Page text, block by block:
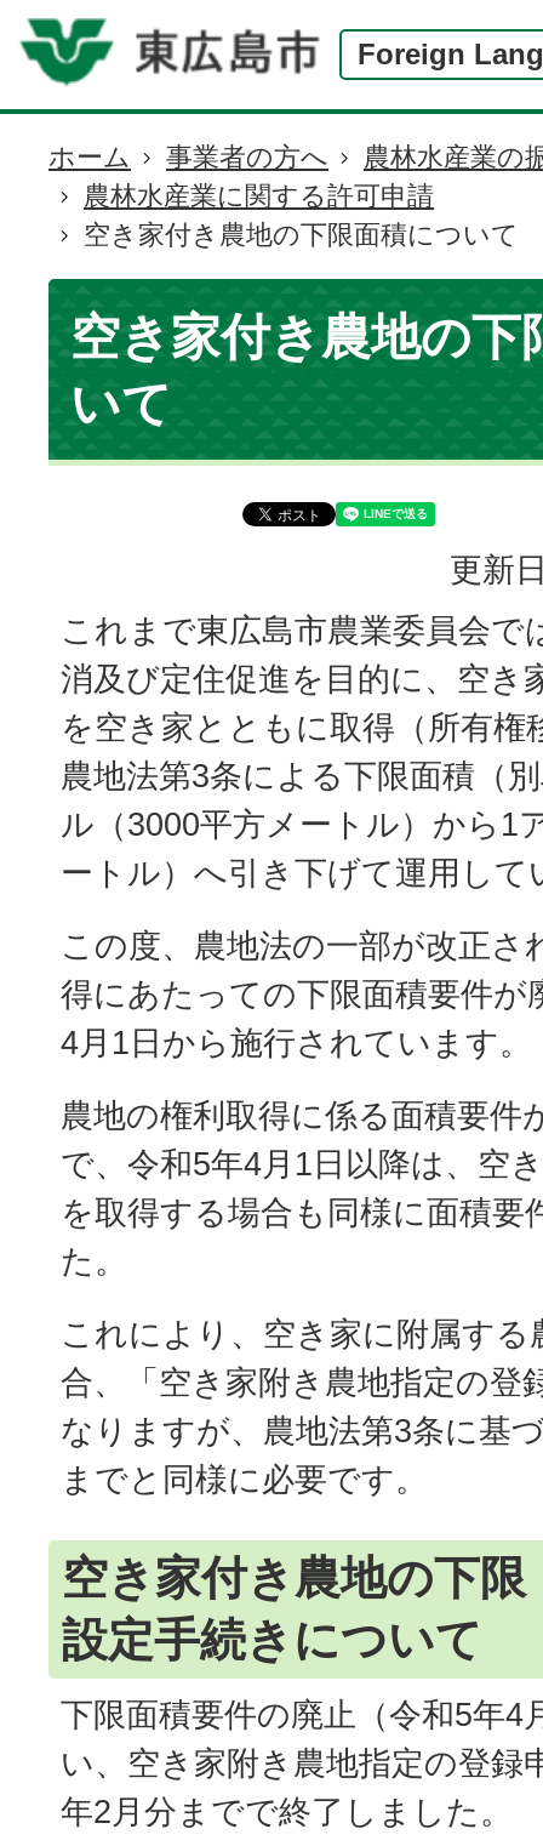
Foreign
現
在
の
位
ホーム 事業者の方へ
農林水産業の
農林水産業に関する許可申請
空き家付き農地の下限面積について
空き家付き農地の下
いて
更新
これまで東広島市農業委員会で
消及び定住促進を目的に、空き
を空き家とともに取得（所有権
農地法第3条による下限面積（
ル（3000平方メートル）から1
ートル）へ引き下げて運用して
この度、農地法の一部が改正さ
得にあたっての下限面積要件が
4月1日から施行されています。
農地の権利取得に係る面積要件
で、令和5年4月1日以降は、空
を取得する場合も同様に面積要
た。
これにより、空き家に附属する
合、「空き家附き農地指定の登
なりますが、農地法第3条に基
までと同様に必要です。
空き家付き農地の下限
設定手続きについて
下限面積要件の廃止（令和5年4
い、空き家附き農地指定の登録
年2月分までで終了しました。